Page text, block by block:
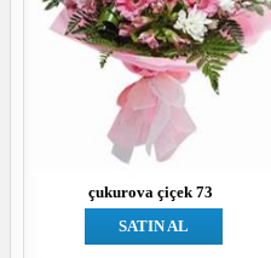
çukurova çiçek 73
SATIN AL